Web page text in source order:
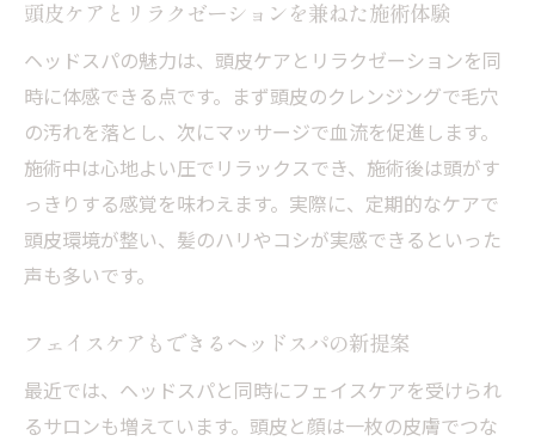
頭皮ケアとリラクゼーションを兼ねた施術体験
ヘッドスパの魅力は、頭皮ケアとリラクゼーションを同
時に体感できる点です。まず頭皮のクレンジングで毛穴
の汚れを落とし、次にマッサージで血流を促進します。
施術中は心地よい圧でリラックスでき、施術後は頭がす
っきりする感覚を味わえます。実際に、定期的なケアで
頭皮環境が整い、髪のハリやコシが実感できるといった
声も多いです。
フェイスケアもできるヘッドスパの新提案
最近では、ヘッドスパと同時にフェイスケアを受けられ
るサロンも増えています。頭皮と顔は一枚の皮膚でつな